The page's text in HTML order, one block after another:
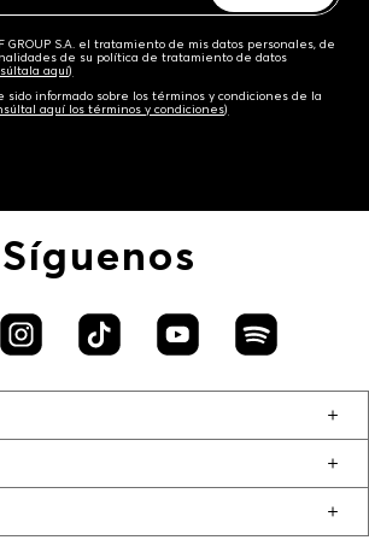
GROUP S.A. el tratamiento de mis datos personales, de
de su política de tratamiento de datos
aquí)
sido informado sobre los términos y condiciones de la
aquí los términos y condiciones)
Síguenos